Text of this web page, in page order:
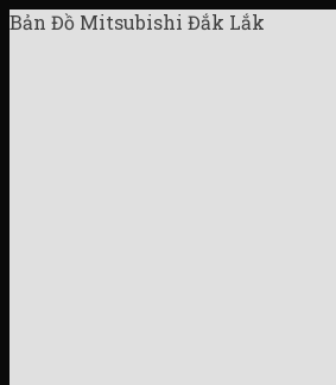
Bản Đồ Mitsubishi Đắk Lắk